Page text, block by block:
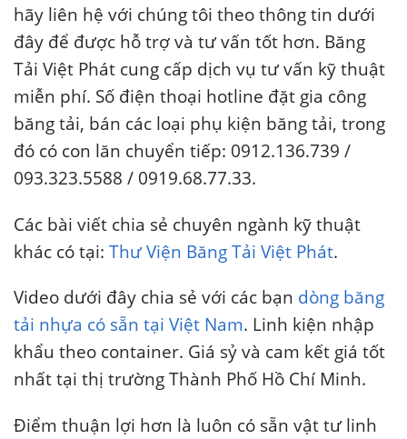
hãy liên hệ với chúng tôi theo thông tin dưới
đây để được hỗ trợ và tư vấn tốt hơn. Băng
Tải Việt Phát cung cấp dịch vụ tư vấn kỹ thuật
miễn phí. Số điện thoại hotline đặt gia công
băng tải, bán các loại phụ kiện băng tải, trong
đó có con lăn chuyển tiếp: 0912.136.739 /
093.323.5588 / 0919.68.77.33.
Các bài viết chia sẻ chuyên ngành kỹ thuật
khác có tại: Thư Viện Băng Tải Việt Phát.
Video dưới đây chia sẻ với các bạn dòng băng
tải nhựa có sẵn tại Việt Nam. Linh kiện nhập
khẩu theo container. Giá sỷ và cam kết giá tốt
nhất tại thị trường Thành Phố Hồ Chí Minh.
Điểm thuận lợi hơn là luôn có sẵn vật tư linh